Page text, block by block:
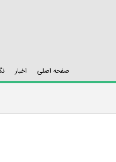
صفحه اصلی اخبار